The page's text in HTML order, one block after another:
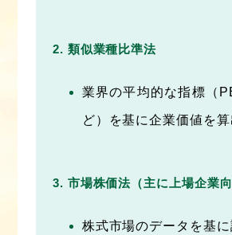
類似業種比準法
業界の平均的な指標（
ど）を基に企業価値を算
市場株価法（主に上場企業向
株式市場のデータを基に